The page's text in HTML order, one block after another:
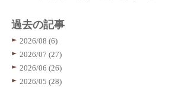
過去の記事
2026/08 (6)
2026/07 (27)
2026/06 (26)
2026/05 (28)